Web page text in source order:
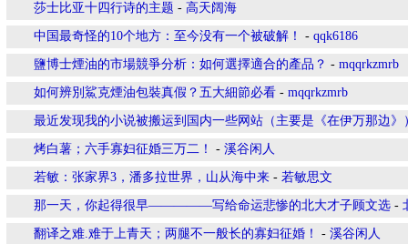
莎士比亚十四行诗的主题 - 高天阔海
中国最奇怪的10个地方：至今没有一个被破解！ - qqk6186
鹽博士煙油的市場競爭分析：如何選擇適合的產品？ - mqqrkzmrb
如何辨別鯊克煙油包裝真假？五大細節必看 - mqqrkzmrb
最近发现我的小说被搬运到国内一些网站（主要是《在伊万那边》
烤白薯；六手寡妇征婚三万二！ - 溪谷闲人
若敏：张家界3，潘多拉世界，山从海中来 - 若敏思文
那一天，你起得很早—————写给命运悲惨的北大才子顾文选 -
翻译之难.难于上青天；两腿不一般长的寡妇征婚！ - 溪谷闲人